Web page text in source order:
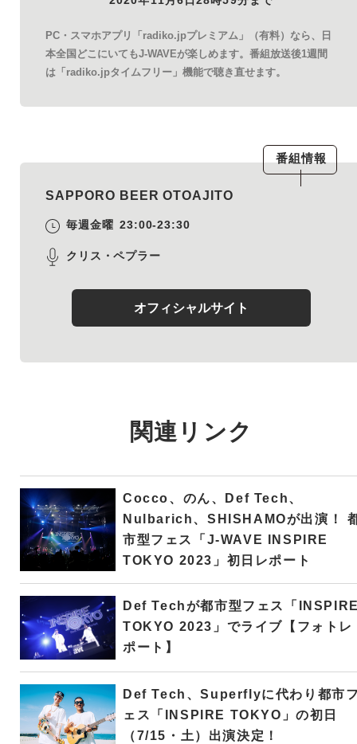
PC・スマホアプリ「radiko.jpプレミアム」（有料）なら、日
本全国どこにいてもJ-WAVEが楽しめます。番組放送後1週間
は「radiko.jpタイムフリー」機能で聴き直せます。
番組情報
SAPPORO BEER OTOAJITO
毎週金曜 23:00-23:30
クリス・ペプラー
オフィシャルサイト
関連リンク
Cocco、のん、Def Tech、
Nulbarich、SHISHAMOが出演！
市型フェス「J-WAVE INSPIRE
TOKYO 2023」初日レポート
Def Techが都市型フェス「
TOKYO 2023」でライブ【フォトレ
ポート】
Def Tech、Superflyに代わり都市
ェス「INSPIRE TOKYO」の初日
（7/15・土）出演決定！